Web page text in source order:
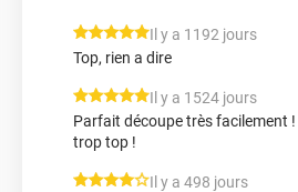
*****
Il y a 1192 jours
Top, rien a dire
*****
Il y a 1524 jours
Parfait découpe très facilement
trop top !
*****Il y a 498 jours